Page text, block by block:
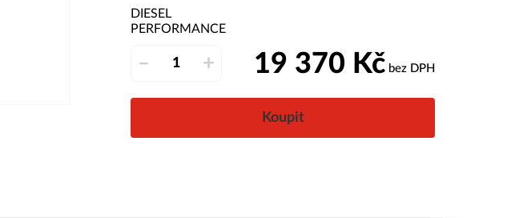
DIESEL
PERFORMANCE
– + 19 370 Kč bez DPH
Koupit